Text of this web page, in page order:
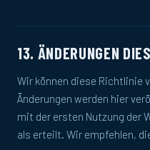
13. ÄNDERUNGEN
Wir können diese Richtlinie
Änderungen werden hier
mit der ersten Nutzung der
als erteilt. Wir empfehlen,